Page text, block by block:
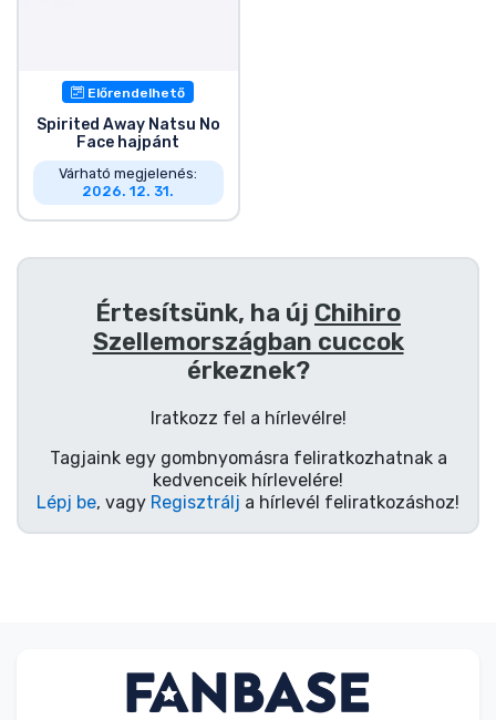
Előrendelhető
Spirited Away Natsu No
Face hajpánt
Várható megjelenés:
2026. 12. 31.
Értesítsünk, ha új Chihiro
Szellemországban cuccok
érkeznek?
Iratkozz fel a hírlevélre!
Tagjaink egy gombnyomásra feliratkozhatnak a
kedvenceik hírlevelére!
Lépj be, vagy Regisztrálj a hírlevél feliratkozáshoz!
Mesés cuccok
Animés cuccok
Gamer cuccok
Sportos cuccok
Zenés cuccok
Terméktípusok
Márkák